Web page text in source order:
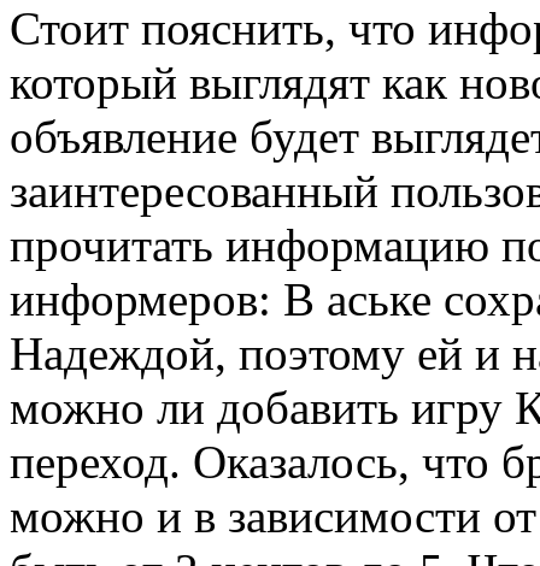
Стоит пояснить, что
который выглядят как
объявление будет
заинтересованный
прочитать информацию
информеров: В аське
Надеждой, поэтому ей и
можно ли добавить игру
переход. Оказалось, что
можно и в зависимости